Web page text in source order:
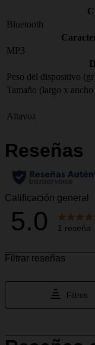
Bluetooth
MP3
Peso del dispositivo
Tamaño (largo x
Altavoz